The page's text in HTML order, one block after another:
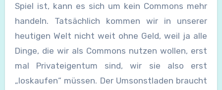
Spiel ist, kann es sich um kein Commons mehr
handeln. Tatsächlich kommen wir in unserer
heutigen Welt nicht weit ohne Geld, weil ja alle
Dinge, die wir als Commons nutzen wollen, erst
mal Privateigentum sind, wir sie also erst
„loskaufen“ müssen. Der Umsonstladen braucht